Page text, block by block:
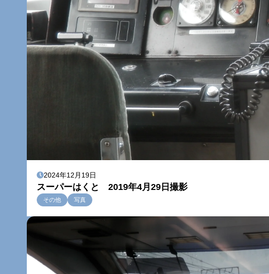
2024年12月19日
スーパーはくと 2019年4月29日撮影
その他 写真